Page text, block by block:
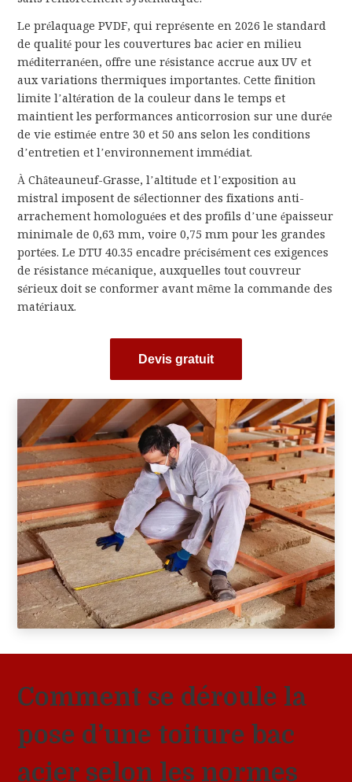
Le prélaquage PVDF, qui représente en 2026 le standard
de qualité pour les couvertures bac acier en milieu
méditerranéen, offre une résistance accrue aux UV et
aux variations thermiques importantes. Cette finition
limite l’altération de la couleur dans le temps et
maintient les performances anticorrosion sur une durée
de vie estimée entre 30 et 50 ans selon les conditions
d’entretien et l’environnement immédiat.
À Châteauneuf-Grasse, l’altitude et l’exposition au
mistral imposent de sélectionner des fixations anti-
arrachement homologuées et des profils d’une épaisseur
minimale de 0,63 mm, voire 0,75 mm pour les grandes
portées. Le DTU 40.35 encadre précisément ces exigences
de résistance mécanique, auxquelles tout couvreur
sérieux doit se conformer avant même la commande des
matériaux.
Devis gratuit
Comment se déroule la
pose d’une toiture bac
acier selon les normes